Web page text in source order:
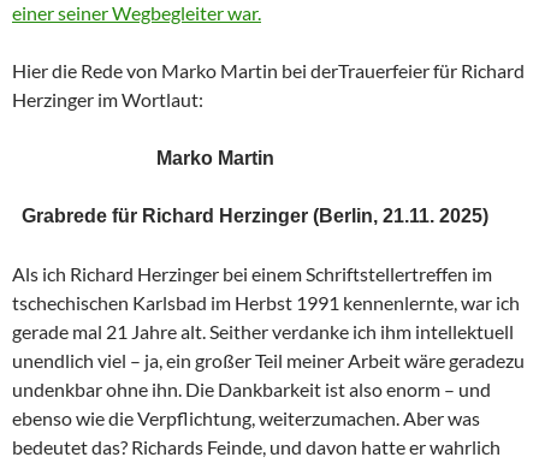
einer seiner Wegbegleiter war.
Hier die Rede von Marko Martin bei derTrauerfeier für Richard
Herzinger im Wortlaut:
Marko Martin
Grabrede für Richard Herzinger (Berlin, 21.11. 2025)
Als ich Richard Herzinger bei einem Schriftstellertreffen im
tschechischen Karlsbad im Herbst 1991 kennenlernte, war ich
gerade mal 21 Jahre alt. Seither verdanke ich ihm intellektuell
unendlich viel – ja, ein großer Teil meiner Arbeit wäre geradezu
undenkbar ohne ihn. Die Dankbarkeit ist also enorm – und
ebenso wie die Verpflichtung, weiterzumachen. Aber was
bedeutet das? Richards Feinde, und davon hatte er wahrlich